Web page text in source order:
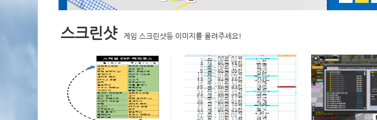
스크린샷 게임 스크린샷등 이미지를 올려주세요!